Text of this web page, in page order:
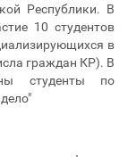
Республики. В
10 студентов
в
граждан КР). В
студенты по